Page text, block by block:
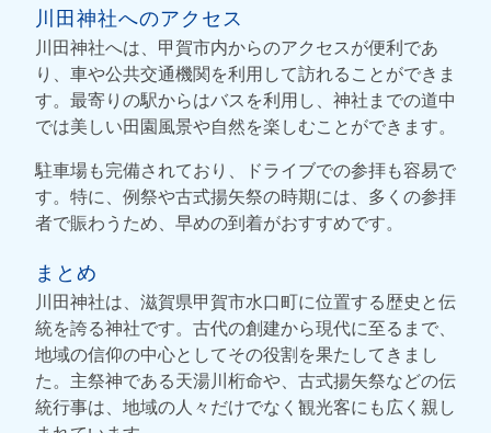
川田神社へのアクセス
川田神社へは、甲賀市内からのアクセスが便利であ
り、車や公共交通機関を利用して訪れることができま
す。最寄りの駅からはバスを利用し、神社までの道中
では美しい田園風景や自然を楽しむことができます。
駐車場も完備されており、ドライブでの参拝も容易で
す。特に、例祭や古式揚矢祭の時期には、多くの参拝
者で賑わうため、早めの到着がおすすめです。
まとめ
川田神社は、滋賀県甲賀市水口町に位置する歴史と伝
統を誇る神社です。古代の創建から現代に至るまで、
地域の信仰の中心としてその役割を果たしてきまし
た。主祭神である天湯川桁命や、古式揚矢祭などの伝
統行事は、地域の人々だけでなく観光客にも広く親し